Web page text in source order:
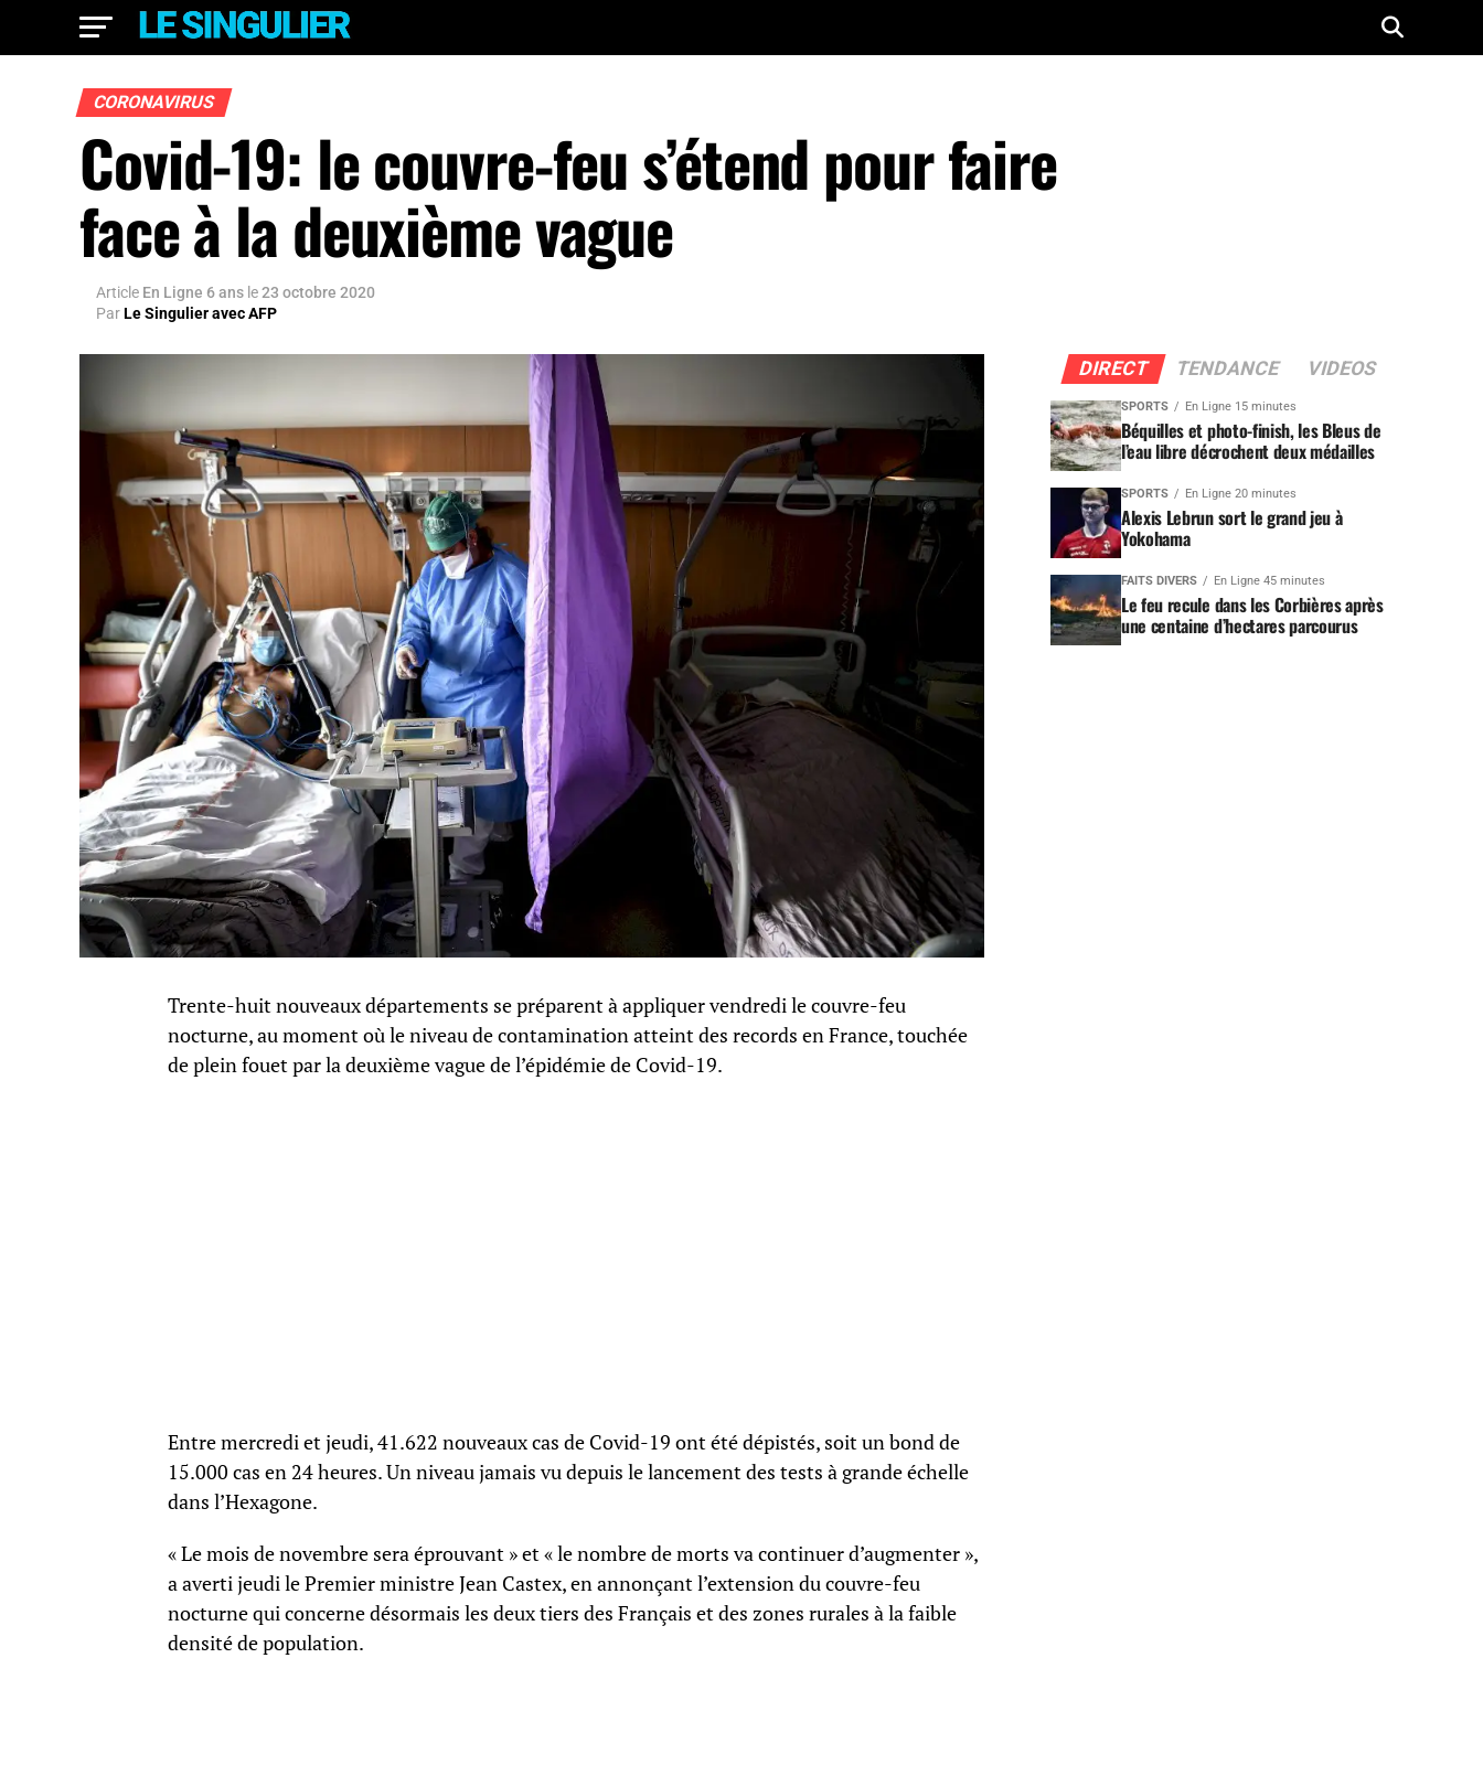
CORONAVIRUS
Covid-19: le couvre-feu s’étend pour faire
face à la deuxième vague
Article En Ligne 6 ans le23 octobre 2020
ParLe Singulier avec AFP
Trente-huit nouveaux départements se préparent à appliquer vendredi le couvre-feu
nocturne, au moment où le niveau de contamination atteint des records en France, touchée
de plein fouet par la deuxième vague de l’épidémie de Covid-19.
Entre mercredi et jeudi, 41.622 nouveaux cas de Covid-19 ont été dépistés, soit un bond de
15.000 cas en 24 heures. Un niveau jamais vu depuis le lancement des tests à grande échelle
dans l’Hexagone.
« Le mois de novembre sera éprouvant » et « le nombre de morts va continuer d’augmenter »,
a averti jeudi le Premier ministre Jean Castex, en annonçant l’extension du couvre-feu
nocturne qui concerne désormais les deux tiers des Français et des zones rurales à la faible
densité de population.
DIRECT TENDANCE VIDEOS
SPORTS En Ligne 15 minutes
Béquilles et photo-finish, les Bleus de
l’eau libre décrochent deux médailles
SPORTS En Ligne 20 minutes
Alexis Lebrun sort le grand jeu à
Yokohama
FAITS DIVERS En Ligne 45 minutes
Le feu recule dans les Corbières après
une centaine d’hectares parcourus